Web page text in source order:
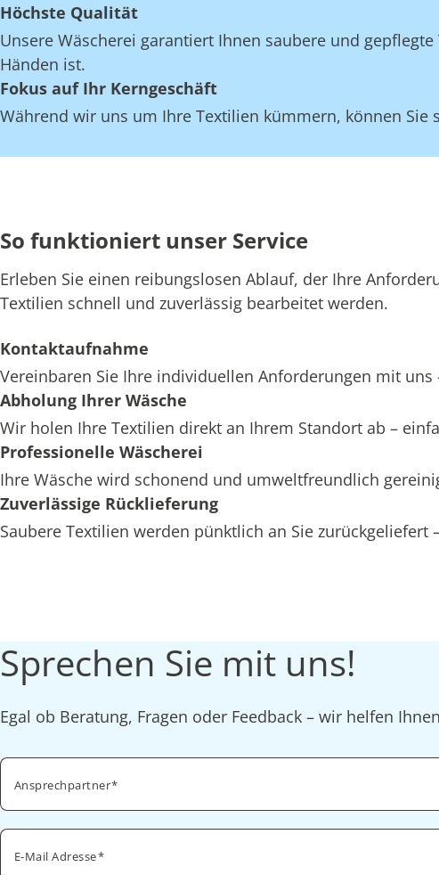
Höchste Qualität
Unsere Wäscherei garantiert Ihnen saubere und
Händen ist.
Fokus auf Ihr Kerngeschäft
Während wir uns um Ihre Textilien kümmern, können
So funktioniert unser Service
Erleben Sie einen reibungslosen Ablauf, der Ihre
Textilien schnell und zuverlässig bearbeitet werden.
Kontaktaufnahme
Vereinbaren Sie Ihre individuellen Anforderungen mit
Abholung Ihrer Wäsche
Wir holen Ihre Textilien direkt an Ihrem Standort ab –
Professionelle Wäscherei
Ihre Wäsche wird schonend und umweltfreundlich
Zuverlässige Rücklieferung
Saubere Textilien werden pünktlich an Sie zurückgeliefert
Sprechen Sie mit uns!
Egal ob Beratung, Fragen oder Feedback – wir helfen
Ansprechpartner
E-Mail Adresse